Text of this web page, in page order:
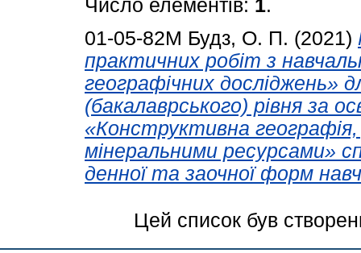
Число елементів: 1.
01-05-82М Будз, О. П. (2021)
практичних робіт з
географічних досліджень»
(бакалаврського) рівня за
«Конструктивна
мінеральними ресурсами»
денної та заочної форм
Цей список був